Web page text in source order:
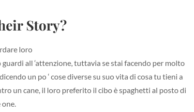
Story?
loro
all ‘attenzione, tuttavia se stai facendo per molto
un po ‘ cose diverse su suo vita di cosa tu tieni a
un cane, il loro preferito il cibo è spaghetti al posto di